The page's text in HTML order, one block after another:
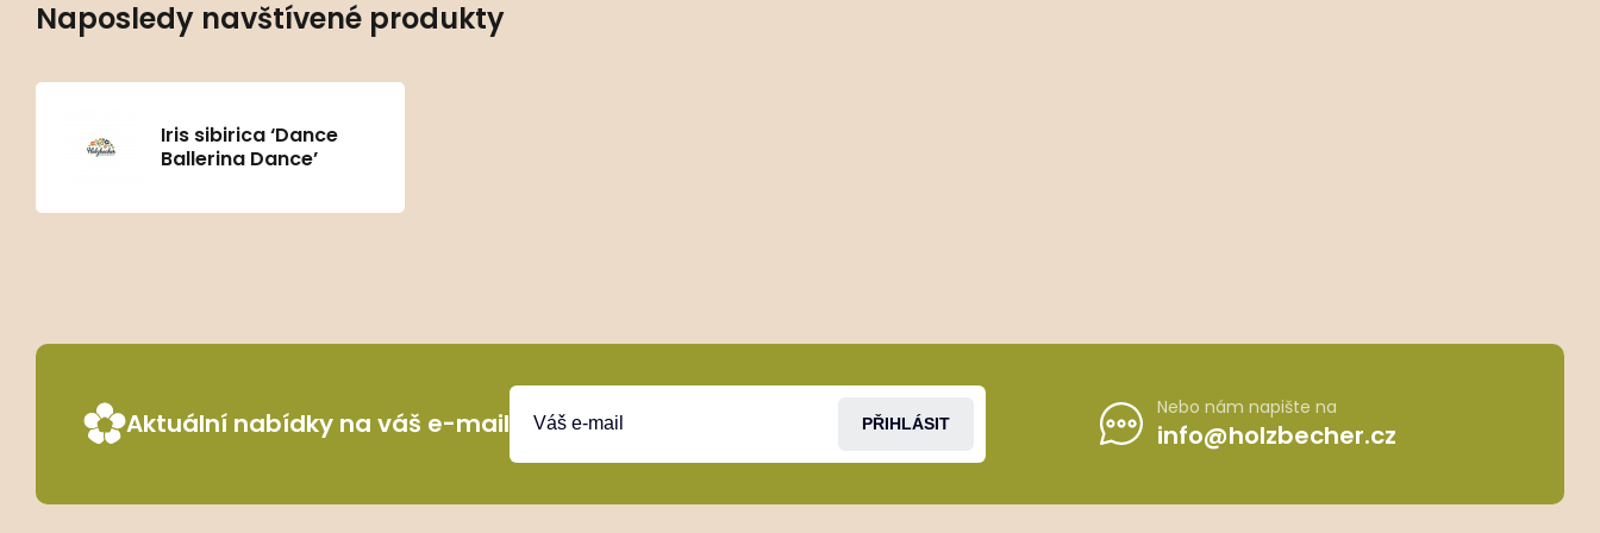
Naposledy navštívené produkty
Iris sibirica ‘Dance
Ballerina Dance’
Aktuální nabídky na váš e-mail PŘIHLÁSIT
Nebo nám napište na
info@holzbecher.cz